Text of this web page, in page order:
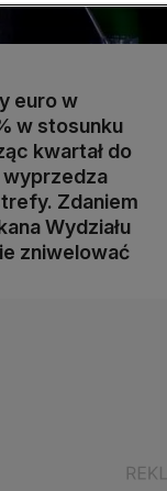
euro w
w stosunku
kwartał do
wyprzedza
Zdaniem
Wydziału
zniwelować